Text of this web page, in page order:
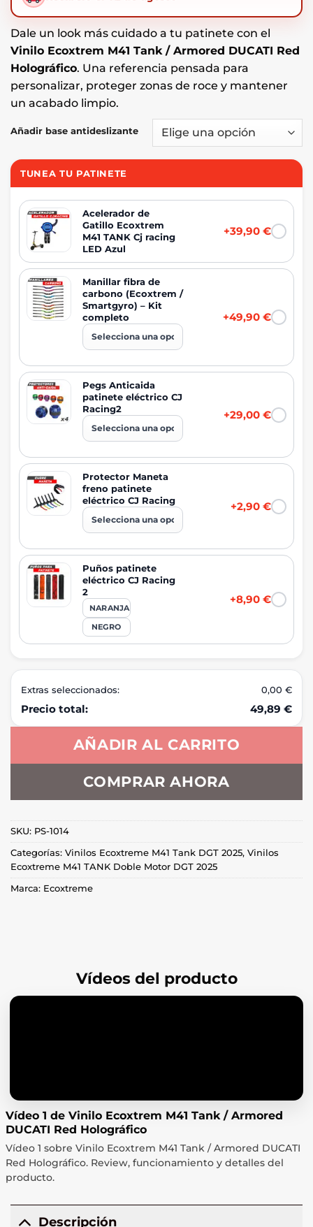
hasta
€59,90
Dale un look más cuidado a tu patinete con el
Vinilo Ecoxtrem M41 Tank / Armored DUCATI Red
Holográfico. Una referencia pensada para
personalizar, proteger zonas de roce y mantener
un acabado limpio.
Añadir base antideslizante
TUNEA TU PATINETE
Acelerador de
Gatillo Ecoxtrem
M41 TANK Cj racing
LED Azul
+39,90 €
Manillar fibra de
carbono (Ecoxtrem /
Smartgyro) – Kit
completo
+49,90 €
Pegs Anticaida
patinete eléctrico CJ
Racing2
+29,00 €
Protector Maneta
freno patinete
eléctrico CJ Racing
+2,90 €
Puños patinete
eléctrico CJ Racing
2
NARANJA
NEGRO
+8,90 €
Extras seleccionados: 0,00 €
Precio total: 49,89 €
AÑADIR AL CARRITO
COMPRAR AHORA
SKU: PS-1014
Categorías: Vinilos Ecoxtreme M41 Tank DGT 2025, Vinilos
Ecoxtreme M41 TANK Doble Motor DGT 2025
Marca: Ecoxtreme
Vídeos del producto
Vídeo 1 de Vinilo Ecoxtrem M41 Tank / Armored
DUCATI Red Holográfico
Vídeo 1 sobre Vinilo Ecoxtrem M41 Tank / Armored DUCATI
Red Holográfico. Review, funcionamiento y detalles del
producto.
Descripción